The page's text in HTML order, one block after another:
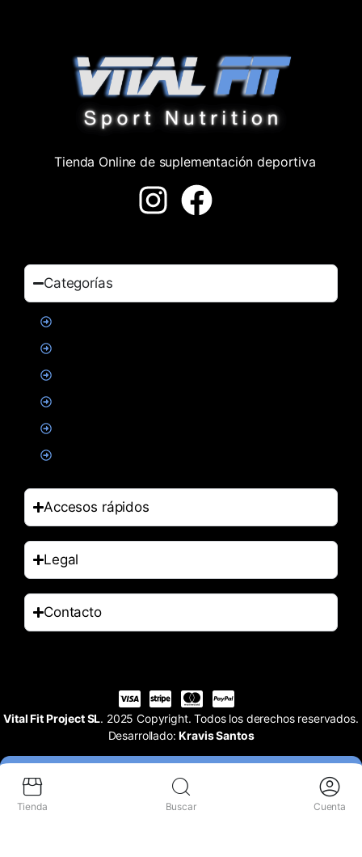
Tienda Online de suplementación deportiva
Categorías
Accesos rápidos
Legal
Contacto
Vital Fit Project SL. 2025 Copyright. Todos los derechos reservados.
Desarrollado:Kravis Santos
Tienda Buscar Cuenta